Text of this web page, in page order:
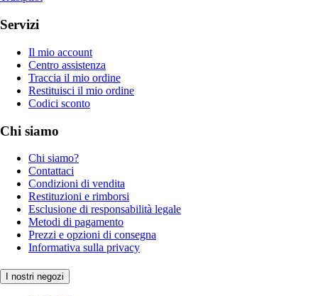
Servizi
Il mio account
Centro assistenza
Traccia il mio ordine
Restituisci il mio ordine
Codici sconto
Chi siamo
Chi siamo?
Contattaci
Condizioni di vendita
Restituzioni e rimborsi
Esclusione di responsabilità legale
Metodi di pagamento
Prezzi e opzioni di consegna
Informativa sulla privacy
I nostri negozi